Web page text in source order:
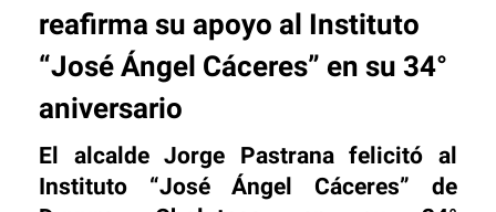
reafirma su apoyo al Instituto
“José Ángel Cáceres” en su 34°
aniversario
El alcaldeJorge Pastranafelicitó al
Instituto “José Ángel Cáceres” de